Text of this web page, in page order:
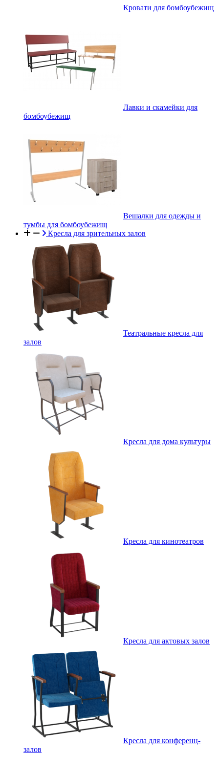
Кровати для бомбоубежищ
Лавки и скамейки для
бомбоубежищ
Вешалки для одежды и
тумбы для бомбоубежищ
Кресла для зрительных залов
Театральные кресла для
залов
Кресла для дома культуры
Кресла для кинотеатров
Кресла для актовых залов
Кресла для конференц-
залов